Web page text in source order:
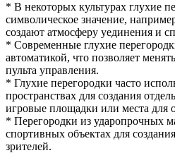
* В некоторых культурах глухие
символическое значение,
создают атмосферу уединения и
* Современные глухие
автоматикой, что позволяет
пульта управления.
* Глухие перегородки часто
пространствах для создания
игровые площадки или места для
* Перегородки из ударопрочных
спортивных объектах для
зрителей.